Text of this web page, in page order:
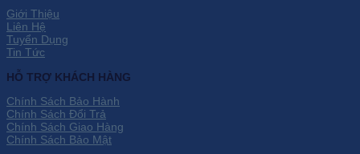
Giới Thiệu
Liên Hệ
Tuyển Dụng
Tin Tức
HỖ TRỢ KHÁCH HÀNG
Chính Sách Bảo Hành
Chính Sách Đổi Trả
Chính Sách Giao Hàng
Chính Sách Bảo Mật